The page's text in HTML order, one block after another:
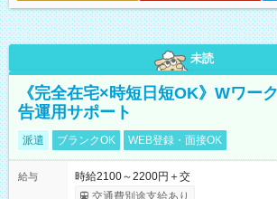
未読
《完全在宅×時短日短OK》Wワー
告運用サポート
派遣 ブランクOK WEB登録・面接OK
給与
時給2100～2200円＋交
交通費別途支給あり